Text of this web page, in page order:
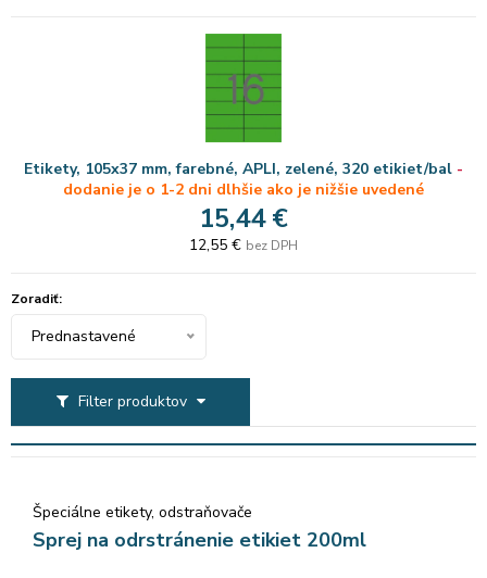
Etikety, 105x37 mm, farebné, APLI, zelené, 320 etikiet/bal -
dodanie je o 1-2 dni dlhšie ako je nižšie uvedené
15,44 €
12,55 € bez DPH
Filter produktov
Zoradiť:
Prednastavené
Špeciálne etikety, odstraňovače
Sprej na odrstránenie etikiet 200ml